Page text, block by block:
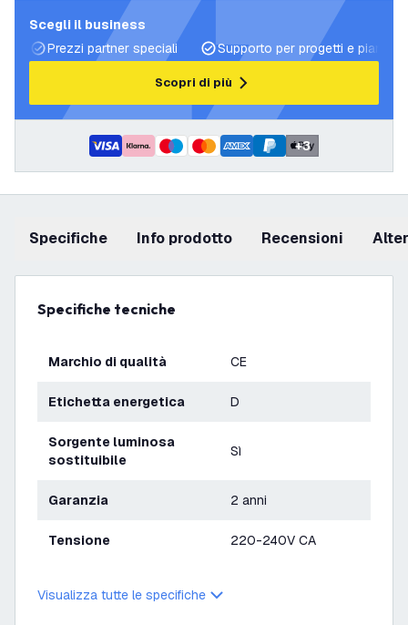
Scegli il business
Prezzi partner speciali
Supporto per progetti e piani di
Scopri di più
+3
Specifiche info prodotto recensioni
Specifiche tecniche
Marchio di qualità CE
Etichetta energetica D
Sorgente luminosa
sostituibile
Sì
Garanzia 2 anni
Tensione 220-240V CA
Visualizza tutte le specifiche